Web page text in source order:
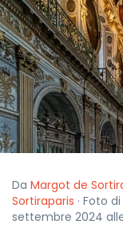
Da Margot de
Sortiraparis · Foto
settembre 2024